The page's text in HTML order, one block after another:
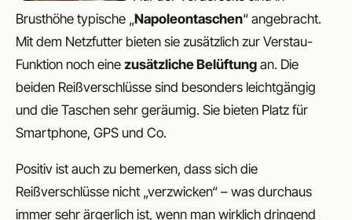
Brusthöhe typische „Napoleontaschen“ angebracht.
Mit dem Netzfutter bieten sie zusätzlich zur Verstau-
Funktion noch eine zusätzliche Belüftung an. Die
beiden Reißverschlüsse sind besonders leichtgängig
und die Taschen sehr geräumig. Sie bieten Platz für
Smartphone, GPS und Co.
Positiv ist auch zu bemerken, dass sich die
Reißverschlüsse nicht „verzwicken“ – was durchaus
immer sehr ärgerlich ist, wenn man wirklich dringend